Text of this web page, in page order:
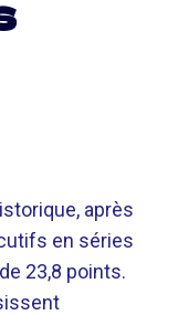
après
en séries
23,8 points.